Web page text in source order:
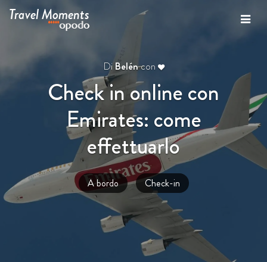
Travel Moments
Di Beléncon
Check in online con
Emirates: come
effettuarlo
A bordo Check-in